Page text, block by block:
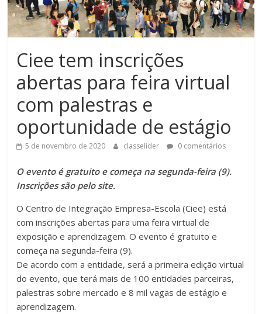
Ciee tem inscrições
abertas para feira virtual
com palestras e
oportunidade de estágio
5 de novembro de 2020 classelider 0 comentários
O evento é gratuito e começa na segunda-feira (9).
Inscrições são pelo site.
O Centro de Integração Empresa-Escola (Ciee) está
com inscrições abertas para uma feira virtual de
exposição e aprendizagem. O evento é gratuito e
começa na segunda-feira (9).
De acordo com a entidade, será a primeira edição virtual
do evento, que terá mais de 100 entidades parceiras,
palestras sobre mercado e 8 mil vagas de estágio e
aprendizagem.